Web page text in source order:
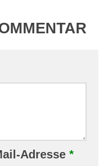
Adresse *